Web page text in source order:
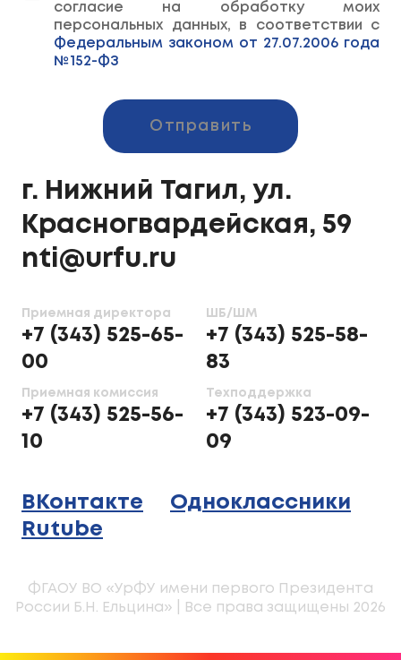
г. Нижний Тагил, ул.
Красногвардейская, 59
nti@urfu.ru
Приемная директора
+7 (343) 525-65-
00
Приемная комиссия
+7 (343) 525-56-
10
ШБ/ШМ
+7 (343) 525-58-
83
Техподдержка
+7 (343) 523-09-
09
ВКонтакте
Одноклассники
Rutube
согласие на обработку моих
персональных данных, в соответствии с
Федеральным законом от 27.07.2006 года
№152-ФЗ
Отправить
ФГАОУ ВО «УрФУ имени первого Президента
России Б.Н. Ельцина» | Все права защищены 2026